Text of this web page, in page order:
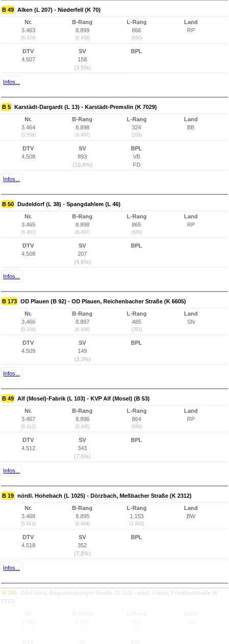
B 49 Alken (L 207) - Niederfell (K 70)
Nr.
3.463
(6.424)
B-Rang
8.899
(6.498)
L-Rang
866
(690)
Land
RP
DTV
4.507
SV
158
(3,5%)
BPL
Infos...
B 5 Karstädt-Dargardt (L 13) - Karstädt-Premslin (K 7029)
Nr.
3.464
(3.558)
B-Rang
8.898
(6.497)
L-Rang
324
(208)
Land
BB
DTV
4.508
SV
893
(19,8%)
BPL
VB
FD
Infos...
B 50 Dudeldorf (L 38) - Spangdahlem (L 46)
Nr.
3.465
(6.487)
B-Rang
8.898
(6.497)
L-Rang
865
(689)
Land
RP
DTV
4.508
SV
207
(4,6%)
BPL
Infos...
B 173 OD Plauen (B 92) - OD Plauen, Reichenbacher Straße (K 6605)
Nr.
3.466
(9.288)
B-Rang
8.897
(6.496)
L-Rang
485
(393)
Land
SN
DTV
4.509
SV
149
(3,3%)
BPL
Infos...
B 49 Alf (Mosel)-Fabrik (L 103) - KVP Alf (Mosel) (B 53)
Nr.
3.467
(6.412)
B-Rang
8.896
(6.495)
L-Rang
864
(688)
Land
RP
DTV
4.512
SV
343
(7,6%)
BPL
Infos...
B 19 nördl. Hohebach (L 1025) - Dörzbach, Meßbacher Straße (K 2312)
Nr.
3.468
(5.013)
B-Rang
8.895
(6.494)
L-Rang
1.153
(1.002)
Land
BW
DTV
4.518
SV
352
(7,8%)
BPL
Infos...
B 180
OD Flöha, Augustusburger Straße (S 223) - südl. Flöha, Friedhofstraße (K
7711)